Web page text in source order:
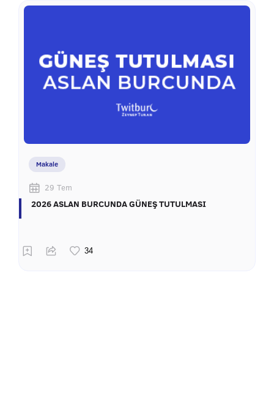
Makale
29 Tem
2026 ASLAN BURCUNDA GÜNEŞ TUTULMASI